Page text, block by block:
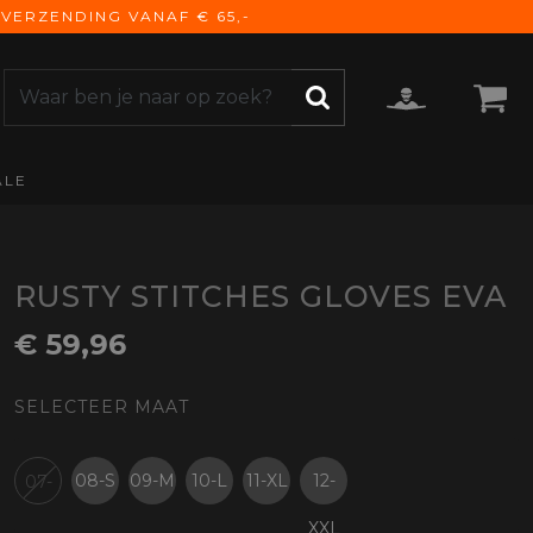
VANAF € 65,-
RUSTY STITCHES GLOVES EVA
€ 59,96
SELECTEER MAAT
07- 08-S 09-M 10-L 11-XL 12-
XXL